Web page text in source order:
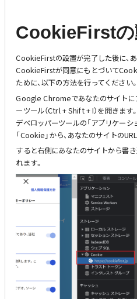
CookieFirstの
CookieFirstの設置が完了した後に、
CookieFirstが同意にもとづいて
ために、以下の方法を行ってください。
Google Chromeであなたのサイトに
ーツール（Ctrl + Shift + I）を開きます。
デベロッパーツールの「アプリケーシ
「Cookie」から、あなたのサイトの
すると右側にあなたのサイトから書
れます。